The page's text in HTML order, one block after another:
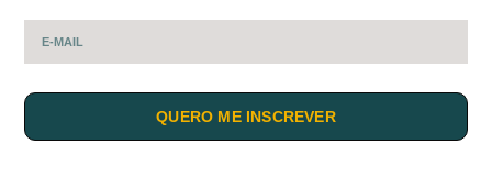
QUERO ME INSCREVER